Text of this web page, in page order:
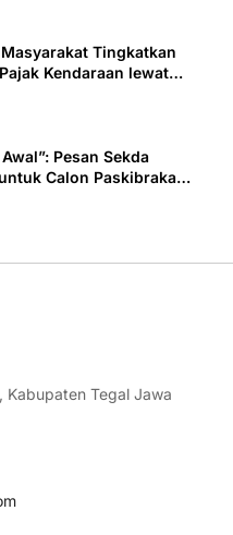
Tingkatkan
Kendaraan lewat
Pesan Sekda
Calon Paskibraka
Kabupaten Tegal Jawa